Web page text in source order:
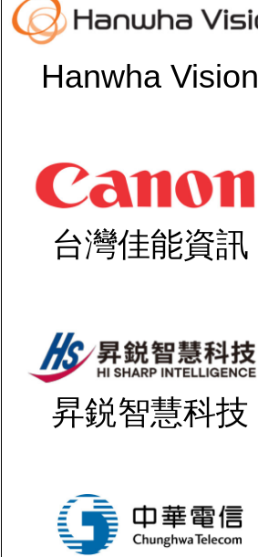
Hanwha Vision
台灣佳能資訊
昇鋭智慧科技